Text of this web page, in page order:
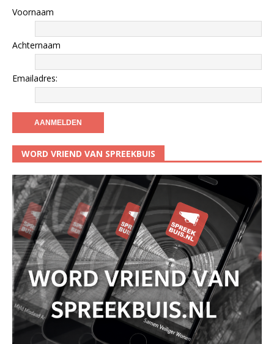
Voornaam
Achternaam
Emailadres:
WORD VRIEND VAN SPREEKBUIS